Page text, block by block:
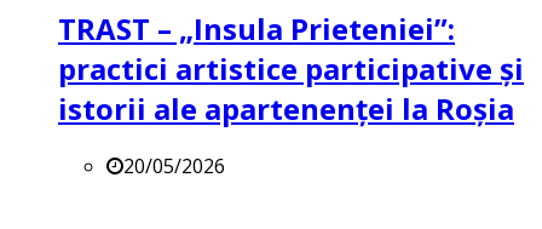
TRAST – „Insula Prieteniei”:
practici artistice participative și
istorii ale apartenenței la Roșia
20/05/2026